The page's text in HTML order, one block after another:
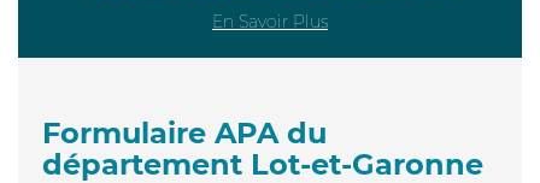
En Savoir Plus
Formulaire APA du
département Lot-et-Garonne